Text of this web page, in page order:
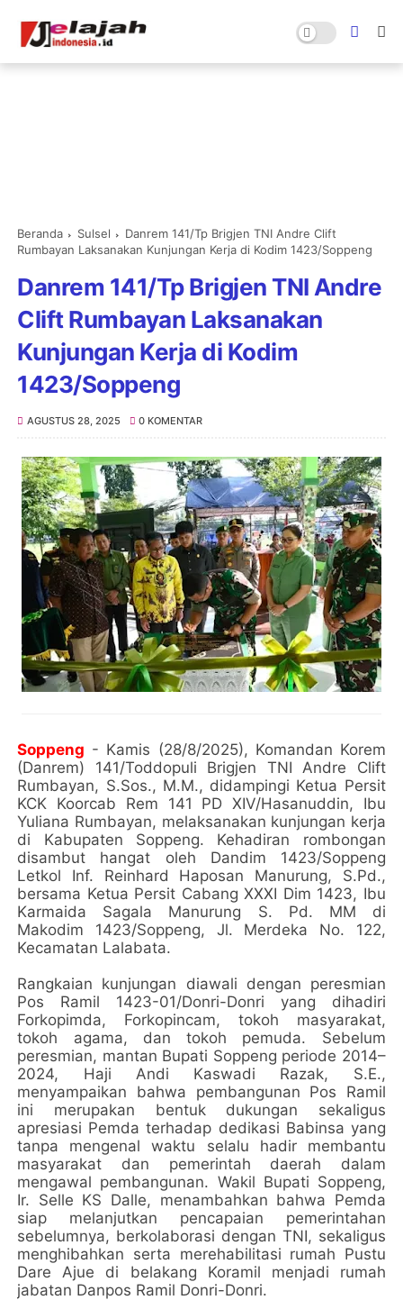
Beranda Sulsel
Danrem 141/Tp Brigjen TNI Andre Clift
Rumbayan Laksanakan Kunjungan Kerja di Kodim 1423/Soppeng
Danrem 141/Tp Brigjen TNI Andre
Clift Rumbayan Laksanakan
Kunjungan Kerja di Kodim
1423/Soppeng
AGUSTUS 28, 2025 0 KOMENTAR
Soppeng - Kamis (28/8/2025), Komandan Korem
(Danrem) 141/Toddopuli Brigjen TNI Andre Clift
Rumbayan, S.Sos., M.M., didampingi Ketua Persit
KCK Koorcab Rem 141 PD XIV/Hasanuddin, Ibu
Yuliana Rumbayan, melaksanakan kunjungan kerja
di Kabupaten Soppeng. Kehadiran rombongan
disambut hangat oleh Dandim 1423/Soppeng
Letkol Inf. Reinhard Haposan Manurung, S.Pd.,
bersama Ketua Persit Cabang XXXI Dim 1423, Ibu
Karmaida Sagala Manurung S. Pd. MM di
Makodim 1423/Soppeng, Jl. Merdeka No. 122,
Kecamatan Lalabata.
Rangkaian kunjungan diawali dengan peresmian
Pos Ramil 1423-01/Donri-Donri yang dihadiri
Forkopimda, Forkopincam, tokoh masyarakat,
tokoh agama, dan tokoh pemuda. Sebelum
peresmian, mantan Bupati Soppeng periode 2014–
2024, Haji Andi Kaswadi Razak, S.E.,
menyampaikan bahwa pembangunan Pos Ramil
ini merupakan bentuk dukungan sekaligus
apresiasi Pemda terhadap dedikasi Babinsa yang
tanpa mengenal waktu selalu hadir membantu
masyarakat dan pemerintah daerah dalam
mengawal pembangunan. Wakil Bupati Soppeng,
Ir. Selle KS Dalle, menambahkan bahwa Pemda
siap melanjutkan pencapaian pemerintahan
sebelumnya, berkolaborasi dengan TNI, sekaligus
menghibahkan serta merehabilitasi rumah Pustu
Dare Ajue di belakang Koramil menjadi rumah
jabatan Danpos Ramil Donri-Donri.